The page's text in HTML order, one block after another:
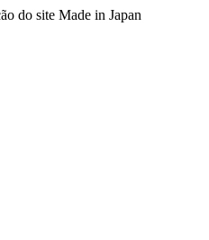
do site Made in Japan